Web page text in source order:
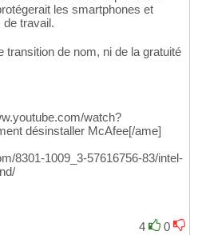
les smartphones et
travail.
transition de nom, ni de la gratuité
watch?
désinstaller McAfee[/ame]
8301-1009_3-57616756-83/intel-
4
0